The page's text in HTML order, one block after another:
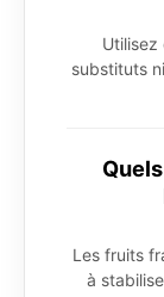
Utilisez
substituts
Les fruits
à